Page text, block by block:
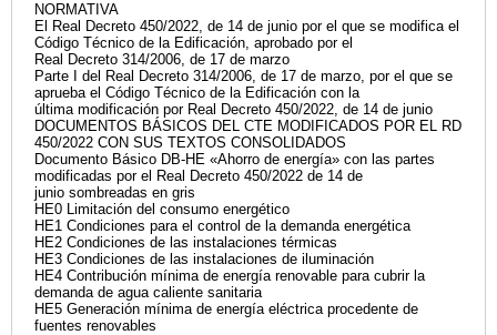
NORMATIVA
El Real Decreto 450/2022, de 14 de junio por el que se modifica el
Código Técnico de la Edificación, aprobado por el
Real Decreto 314/2006, de 17 de marzo
Parte I del Real Decreto 314/2006, de 17 de marzo, por el que se
aprueba el Código Técnico de la Edificación con la
última modificación por Real Decreto 450/2022, de 14 de junio
DOCUMENTOS BÁSICOS DEL CTE MODIFICADOS POR EL RD
450/2022 CON SUS TEXTOS CONSOLIDADOS
Documento Básico DB-HE «Ahorro de energía» con las partes
modificadas por el Real Decreto 450/2022 de 14 de
junio sombreadas en gris
HE0 Limitación del consumo energético
HE1 Condiciones para el control de la demanda energética
HE2 Condiciones de las instalaciones térmicas
HE3 Condiciones de las instalaciones de iluminación
HE4 Contribución mínima de energía renovable para cubrir la
demanda de agua caliente sanitaria
HE5 Generación mínima de energía eléctrica procedente de
fuentes renovables